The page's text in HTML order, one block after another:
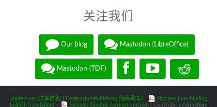
关注我们
Our blog Mastodon (LibreOffice)
Mastodon (TDF)
Impressum (法律信息)| Datenschutzerklärung (隐私政策)|
Statutes (non-binding
English translation) - Satzung (binding German version) | Copyright information: